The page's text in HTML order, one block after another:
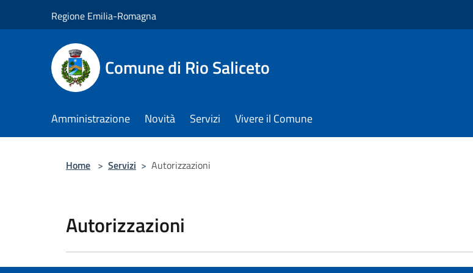
Regione Emilia-Romagna
Comune di Rio Saliceto
Amministrazione Novità Servizi Vivere il Comune
Home > Servizi > Autorizzazioni
Autorizzazioni